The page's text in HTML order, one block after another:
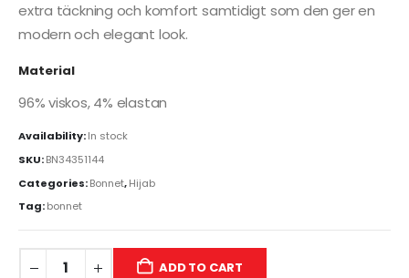
extra täckning och komfort samtidigt som den ger en
modern och elegant look.
Material
96% viskos, 4% elastan
Availability:In stock
SKU:BN34351144
Categories:Bonnet,Hijab
Tag:bonnet
ADD TO CART